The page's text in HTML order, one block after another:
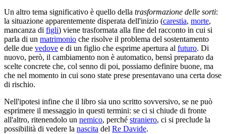
Un altro tema significativo è quello della trasformazione delle sorti:
la situazione apparentemente disperata dell'inizio (carestia, morte,
mancanza di figli) viene trasformata alla fine del racconto in cui si
parla di un matrimonio che risolve il problema del sostentamento
delle due vedove e di un figlio che esprime apertura al futuro. Di
nuovo, però, il cambiamento non è automatico, bensì preparato da
scelte concrete che, col senno di poi, possiamo definire buone, ma
che nel momento in cui sono state prese presentavano una certa dose
di rischio.
Nell'ipotesi infine che il libro sia uno scritto sovversivo, se ne può
esprimere il messaggio in questi termini: se ci si chiude di fronte
all'altro, ritenendolo un nemico, perché straniero, ci si preclude la
possibilità di vedere la nascita del Re Davide.